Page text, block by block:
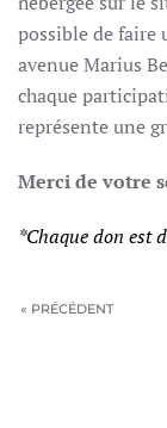
possible de faire
avenue Marius
chaque
représente une
Merci de votre
*Chaque don est
« PRÉCÉDENT